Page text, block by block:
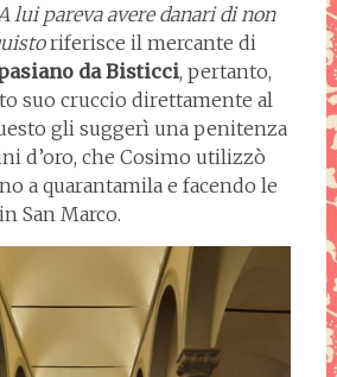
lui pareva avere danari di non
riferisce il mercante di
da Bisticci, pertanto,
suo cruccio direttamente al
gli suggerì una penitenza
d’oro, che Cosimo utilizzò
a quarantamila e facendo le
San Marco.